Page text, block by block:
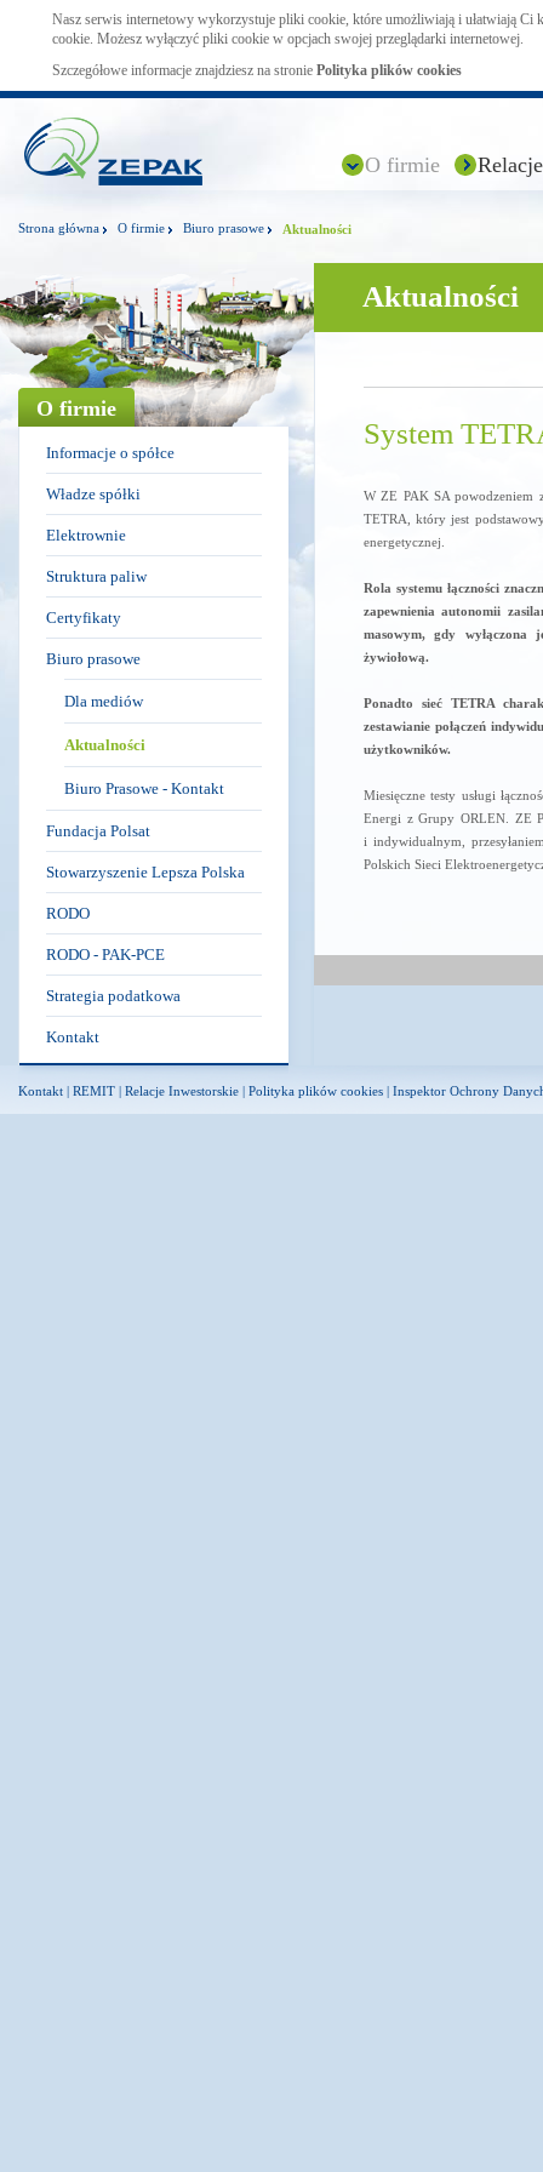
Nasz serwis internetowy wykorzystuje pliki cookie, które umożliwiają i ułatwiają Ci
cookie. Możesz wyłączyć pliki cookie w opcjach swojej przeglądarki internetowej.
Szczegółowe informacje znajdziesz na stronie Polityka plików cookies
O firmie
Strona główna O firmie Biuro prasowe Aktualności
O firmie
Informacje o spółce
Władze spółki
Elektrownie
Struktura paliw
Certyfikaty
Biuro prasowe
Dla mediów
Aktualności
Biuro Prasowe - Kontakt
Fundacja Polsat
Stowarzyszenie Lepsza Polska
RODO
RODO - PAK-PCE
Strategia podatkowa
Kontakt
Aktualności
System
W ZE PAK SA powodzeniem
TETRA, który jest
energetycznej.
Rola systemu łączności
zapewnienia autonomii
masowym, gdy wyłączona
żywiołową.
Ponadto sieć TETRA
zestawianie połączeń
użytkowników.
Miesięczne testy usługi
Energi z Grupy ORLEN. ZE
i indywidualnym,
Polskich Sieci
Kontakt | REMIT | Relacje Inwestorskie | Polityka plików cookies | Inspektor Ochrony